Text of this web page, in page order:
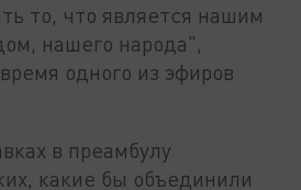
то, что является нашим
нашего народа",
одного из эфиров
в преамбулу
какие бы объединили